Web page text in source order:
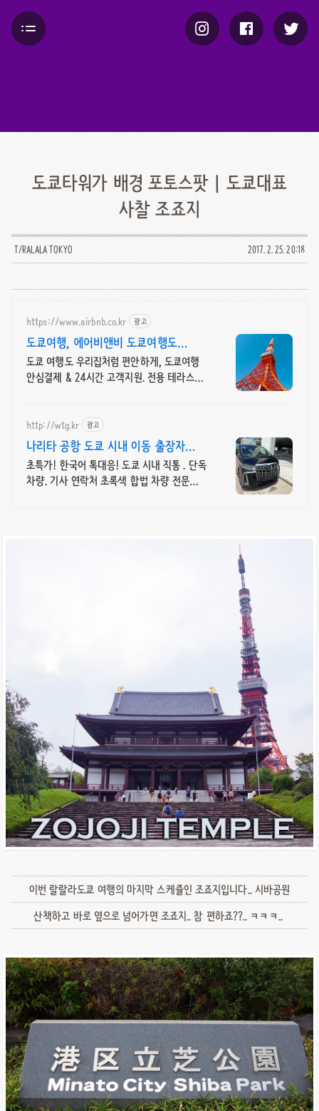
도쿄타워가 배경 포토스팟 | 도쿄대표
사찰 조죠지
T/RALALA TOKYO 2017. 2. 25. 20:18
https://www.airbnb.co.kr 광고
도쿄여행, 에어비앤비 도쿄여행도
우리집처럼
도쿄 여행도 우리집처럼 편안하게, 도쿄여행
안심결제 & 24시간 고객지원. 전용 테라스와
http://wtg.kr 광고
나리타 공항 도쿄 시내 이동 출장자
기업체 선호 서비스
초특가! 한국어 톡대응! 도쿄 시내 직통 . 단독
차량. 기사 연락처 초록색 합법 차량 전문
이번 랄랄라도쿄 여행의 마지막 스케쥴인 조죠지입니다.. 시바공원
산책하고 바로 옆으로 넘어가면 조죠지.. 참 편하죠??.. ㅋㅋㅋ..